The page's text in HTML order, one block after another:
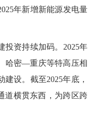
年新增新能源发电量
资持续加码。2025年
哈密—重庆等特高压相
设。截至2025年底，
道横贯东西，为跨区跨